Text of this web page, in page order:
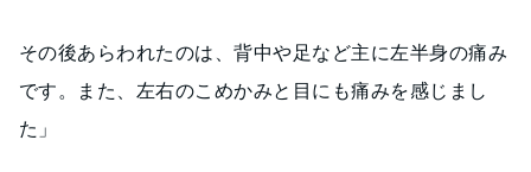
その後あらわれたのは、背中や足など主に左半身の痛み
です。また、左右のこめかみと目にも痛みを感じまし
た」